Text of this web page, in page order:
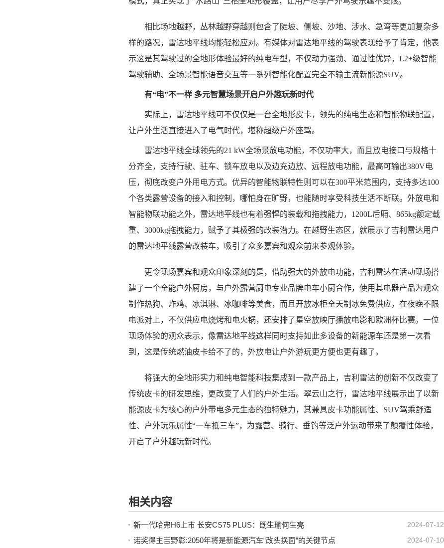
相比场地越野，丛林越野穿越则包含了陡坡、侧坡、沙地、涉水、急弯等更加复杂多
样的路况，雷达地平线均能轻松应对。有媒体对雷达地平线的驾驶表现给予了肯定，他表
示这是其驾驶过的全地形体验最好的纯电车型，不仅动力强劲、通过性优异，L2+级智能
驾驶辅助、全场景智能语音交互等一系列智能化配置完全不输主流新能源SUV。
有“电”不一样 多元智慧场景开启户外趣玩新时代
实际上，雷达地平线可不仅仅是一台全地形皮卡，领先的纯电生态和智能物联配置，
让户外生活直接进入了电气时代，堪称超级户外座驾。
雷达地平线全球领先的21 kW全场景放电功能，不仅功率大，而且放电接口与规格十
分齐全，支持行驶、驻车、锁车放电以及边充边放、远程放电功能，最高可输出380V电
压，彻底改变户外用电方式。优异的智能物联特性则可以在300平米范围内，支持多达100
个各类露营设备的接入和控制，哪怕身在旷野，也能随时享受科技生活不断联。外放电和
智能物联功能之外，雷达地平线也有着强悍的装载和拖拽能力，1200L后厢、865kg额定载
重、3000kg拖拽能力，赋予了其极强的改装潜力。在越野生态区，就展示了吉利雷达用户
的雷达地平线露营改装车，吸引了众多嘉宾和观众前来参观体验。
更令现场嘉宾和观众印象深刻的是，借助强大的外放电功能，吉利雷达在活动现场搭
建了一个全能户外厨房，与户外露营厨电专业品牌电车小厨合作，使用其电器产品为观众
制作热狗、炸鸡、冰淇淋、冰咖啡等美食，而且开放冰柜全天制冰免费供应。在夜晚不限
电派对上，不仅供应电烧烤和电火锅，还安排了星空放映厅播放电影和欧洲杯比赛。一位
现场体验的观众表示，像雷达地平线这样同时支持如此多设备的新能源车还是第一次看
到，这是传统燃油皮卡给不了的，外放电让户外游玩更方便也更有趣了。
将强大的全地形实力和纯电智能科技集成到一款产品上，吉利雷达的创新不仅改变了
传统皮卡的研发思维，更改变了人们的户外生活。翠云山之行，雷达地平线展示出了以新
能源皮卡为核心的户外带电多元生态的独特魅力，其兼具皮卡功能属性、SUV驾乘舒适
性、户外玩乐属性“一车抵三车”，为露营、骑行、垂钓等泛户外运动带来了颠覆性体验，
开启了户外趣玩新时代。
相关内容
2024-07-12
新一代哈弗H6上市 长安CS75 PLUS：既生瑜何生亮
2024-07-10
诺奖得主吉野彰:2050年将是新能源汽车“改头换面”的关键节点